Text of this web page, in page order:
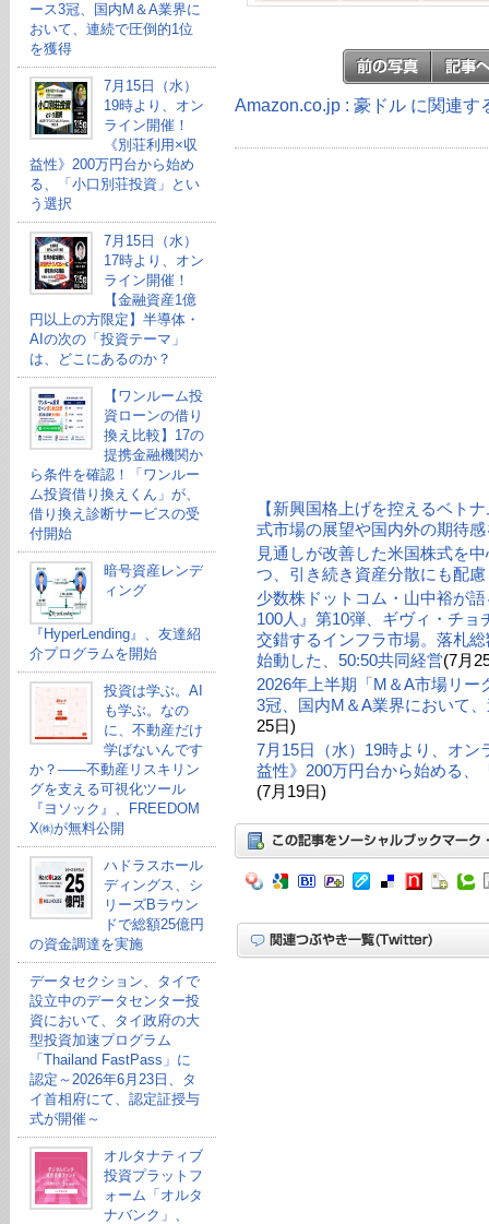
ース3冠、国内M＆A業界に
おいて、連続で圧倒的1位
を獲得
7月15日（水）
19時より、オン
ライン開催！
《別荘利用×収
益性》200万円台から始め
る、「小口別荘投資」とい
う選択
7月15日（水）
17時より、オン
ライン開催！
【金融資産1億
円以上の方限定】半導体・
AIの次の「投資テーマ」
は、どこにあるのか？
【ワンルーム投
資ローンの借り
換え比較】17の
提携金融機関か
ら条件を確認！「ワンルー
ム投資借り換えくん」が、
借り換え診断サービスの受
付開始
暗号資産レンデ
ィング
『HyperLending』、友達紹
介プログラムを開始
投資は学ぶ。AI
も学ぶ。なの
に、不動産だけ
学ばないんです
か？——不動産リスキリン
グを支える可視化ツール
『ヨソック』、FREEDOM
X㈱が無料公開
ハドラスホール
ディングス、シ
リーズBラウン
ドで総額25億円
の資金調達を実施
データセクション、タイで
設立中のデータセンター投
資において、タイ政府の大
型投資加速プログラム
「Thailand FastPass」に
認定～2026年6月23日、タ
イ首相府にて、認定証授与
式が開催～
オルタナティブ
投資プラットフ
ォーム「オルタ
ナバンク」、
Amazon.co.jp : 豪ドル に関連す
【新興国格上げを控えるベト
式市場の展望や国内外の期待
見通しが改善した米国株式を
つ、引き続き資産分散にも配
少数株ドットコム・山中裕が
100人』第10弾、ギヴィ・チ
交錯するインフラ市場。落札
始動した、50:50共同経営(7月
2026年上半期「M＆A市場リー
3冠、国内M＆A業界において
25日)
7月15日（水）19時より、オン
益性》200万円台から始める、
(7月19日)